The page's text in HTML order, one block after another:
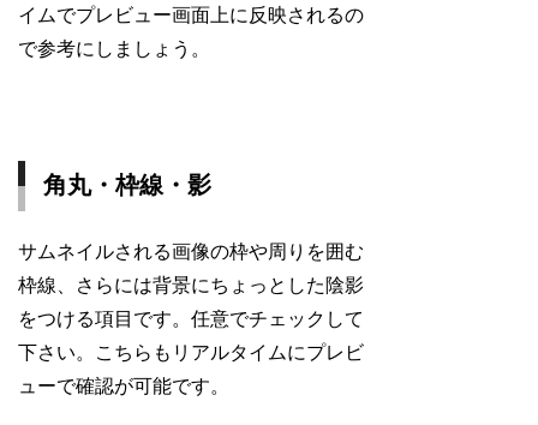
イムでプレビュー画面上に反映されるの
で参考にしましょう。
角丸・枠線・影
サムネイルされる画像の枠や周りを囲む
枠線、さらには背景にちょっとした陰影
をつける項目です。任意でチェックして
下さい。こちらもリアルタイムにプレビ
ューで確認が可能です。